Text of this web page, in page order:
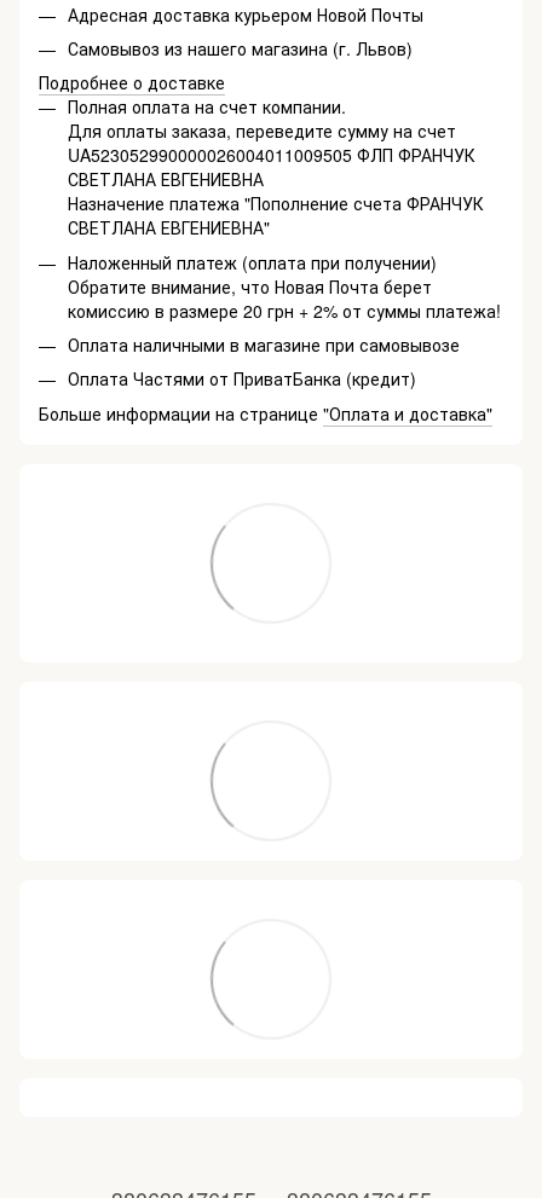
Адресная доставка курьером Новой Почты
Самовывоз из нашего магазина (г. Львов)
Подробнее о доставке
Полная оплата на счет компании.
Для оплаты заказа, переведите сумму на счет
UA523052990000026004011009505 ФЛП ФРАНЧУК
СВЕТЛАНА ЕВГЕНИЕВНА
Назначение платежа "Пополнение счета ФРАНЧУК
СВЕТЛАНА ЕВГЕНИЕВНА"
Наложенный платеж (оплата при получении)
Обратите внимание, что Новая Почта берет
комиссию в размере 20 грн + 2% от суммы платежа!
Оплата наличными в магазине при самовывозе
Оплата Частями от ПриватБанка (кредит)
Больше информации на странице "Оплата и доставка"